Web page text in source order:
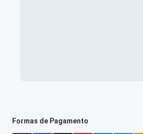
Formas de Pagamento